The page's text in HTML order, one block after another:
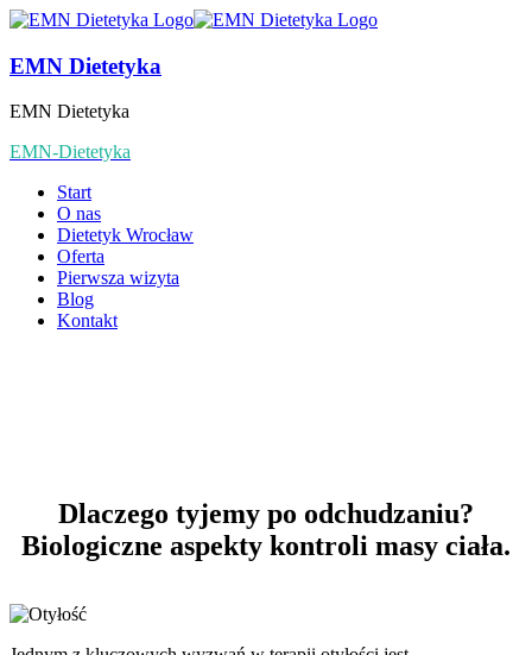
EMN Dietetyka
EMN Dietetyka
EMN-Dietetyka
Start
O nas
Dietetyk Wrocław
Oferta
Pierwsza wizyta
Blog
Kontakt
Dlaczego tyjemy po odchudzaniu?
Biologiczne aspekty kontroli masy ciała.